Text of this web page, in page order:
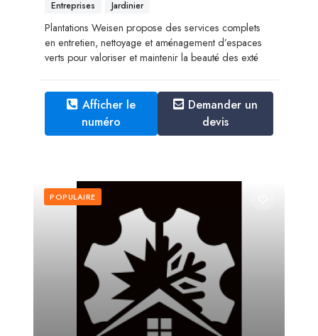
Entreprises Jardinier
Plantations Weisen propose des services complets
en entretien, nettoyage et aménagement d’espaces
verts pour valoriser et maintenir la beauté des exté
Afficher le
numéro
Demander un
devis
POPULAIRE